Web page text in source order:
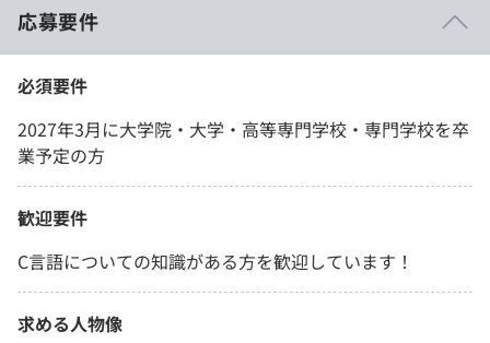
応募要件
必須要件
2027年3月に大学院・大学・高等専門学校・専門学校を卒
業予定の方
歓迎要件
C言語についての知識がある方を歓迎しています！
求める人物像